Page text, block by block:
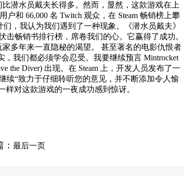
潜水员戴夫长得多。然而，显然，这款游戏在上
户和 66,000 名 Twitch 观众，在 Steam 畅销榜上攀
，我认为我们遇到了一种现象。《潜水员戴夫》
畅销书排行榜，席卷我们的心。它赢得了成功。
多年来一直隐秘的渴望。 甚至著名的电影仇恨者
我们都必须学会忍受。我要继续预言 Mintrocket
the Diver) 出现。在 Steam 上，开发人员发布了一
续“致力于仔细聆听您的意见，并不断添加令人愉
对这款游戏的一夜成功感到惊讶。
：最后一页